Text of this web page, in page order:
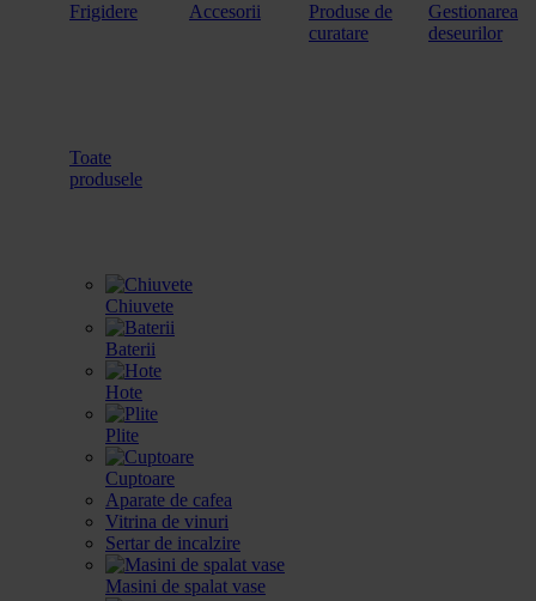
Frigidere Accesorii
Produse de
curatare
Gestionarea
deseurilor
Toate
produsele
Chiuvete
Baterii
Hote
Plite
Cuptoare
Aparate de cafea
Vitrina de vinuri
Sertar de incalzire
Masini de spalat vase